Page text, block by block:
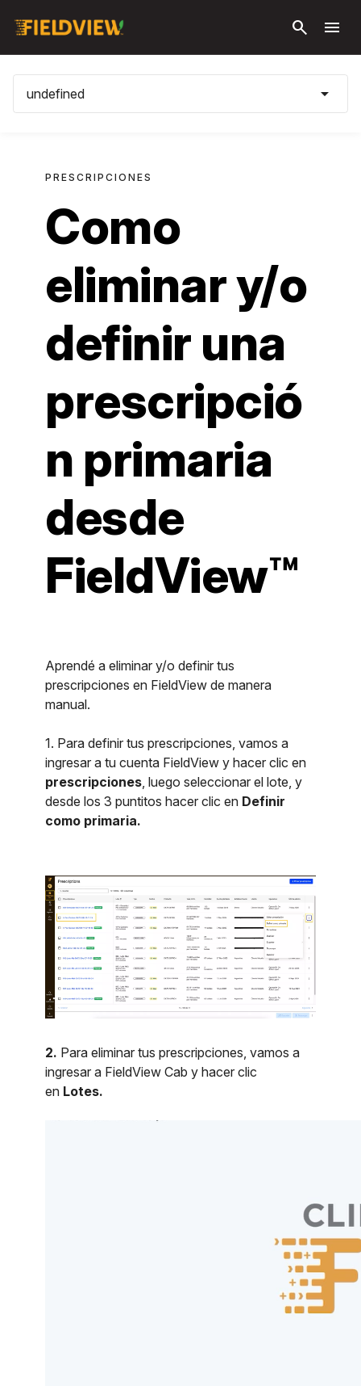
search menu
undefined arrow_drop_down
PRESCRIPCIONES
Como
eliminar y/o
definir una
prescripció
n primaria
desde
FieldView™
Aprendé a eliminar y/o definir tus
prescripciones en FieldView de manera
manual.
1. Para definir tus prescripciones, vamos a
ingresar a tu cuenta FieldView y hacer clic en
prescripciones, luego seleccionar el lote, y
desde los 3 puntitos hacer clic en Definir
como primaria.
2. Para eliminar tus prescripciones, vamos a
ingresar a FieldView Cab y hacer clic
en Lotes.